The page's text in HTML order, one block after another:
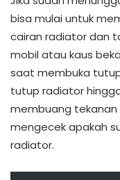
bisa mulai untuk
cairan radiator dan
mobil atau kaus
saat membuka
tutup radiator
membuang tekanan
mengecek apakah
radiator.